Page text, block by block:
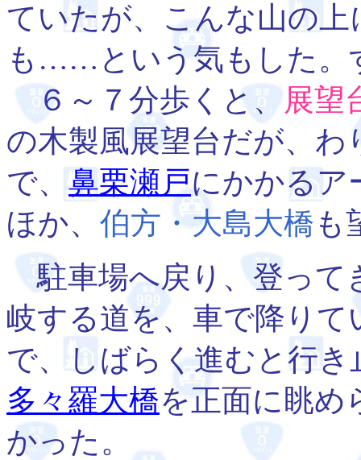
ていたが、こんな山の
も……という気もした。
６～７分歩くと、展望
の木製風展望台だが、
で、鼻栗瀬戸にかかるア
ほか、 伯方・大島大橋も
駐車場へ戻り、登って
岐する道を、車で降り
で、しばらく進むと行
多々羅大橋を正面に眺め
かった。